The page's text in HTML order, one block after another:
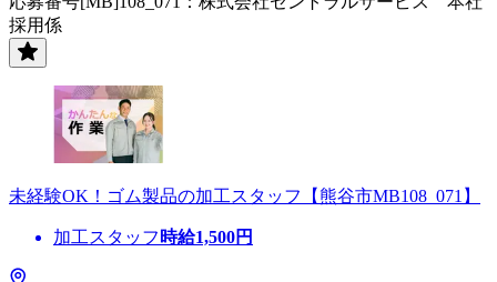
採用係
未経験OK！ゴム製品の加工スタッフ【熊谷市MB108_071】
加工スタッフ 時給1,500円